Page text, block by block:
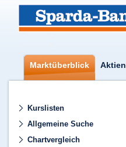
Marktüberblick Aktien
Kurslisten
Allgemeine Suche
Chartvergleich